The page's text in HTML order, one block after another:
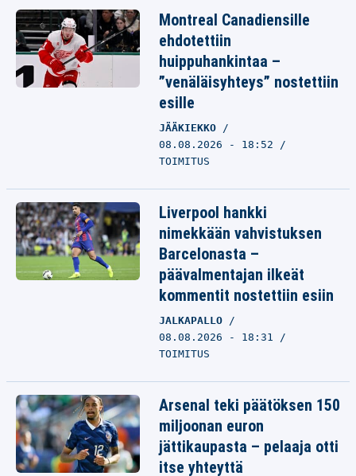
Montreal Canadiensille
ehdotettiin
huippuhankintaa –
”venäläisyhteys” nostettiin
esille
JÄÄKIEKKO
08.08.2026 - 18:52
TOIMITUS
Liverpool hankki
nimekkään vahvistuksen
Barcelonasta –
päävalmentajan ilkeät
kommentit nostettiin esiin
JALKAPALLO
08.08.2026 - 18:31
TOIMITUS
Arsenal teki päätöksen 150
miljoonan euron
jättikaupasta – pelaaja otti
itse yhteyttä